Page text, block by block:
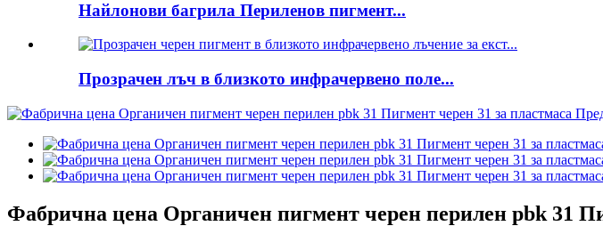
Найлонови багрила Периленов пигмент...
Прозрачен лъч в близкото инфрачервено поле...
Фабрична цена Органичен пигмент черен перилен pbk 31